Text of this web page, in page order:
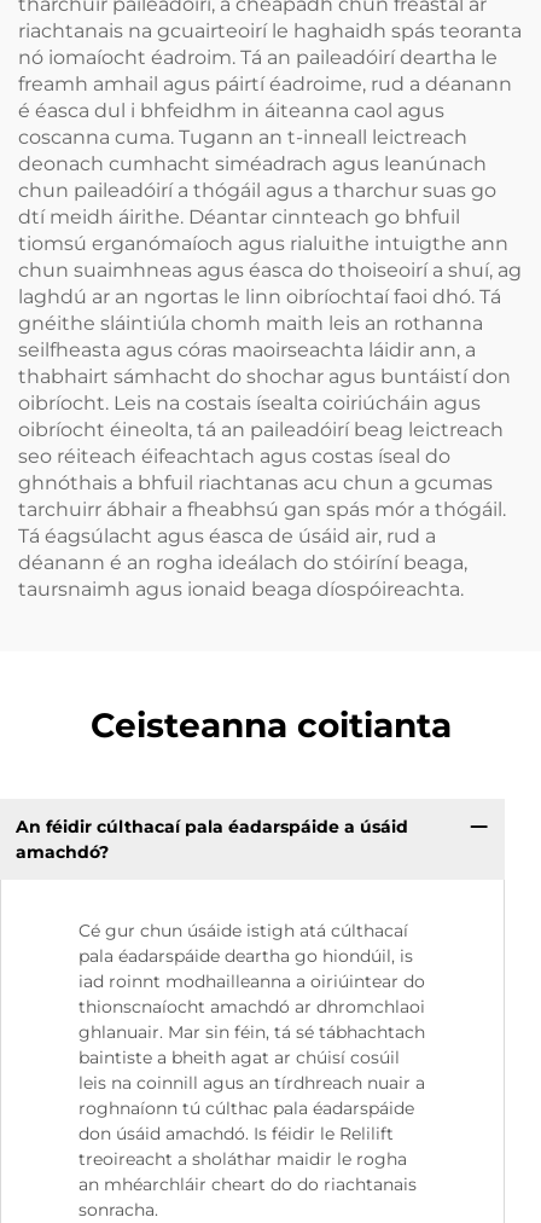
riachtanais na gcuairteoirí le haghaidh spás teoranta
nó iomaíocht éadroim. Tá an paileadóirí deartha le
freamh amhail agus páirtí éadroime, rud a déanann
é éasca dul i bhfeidhm in áiteanna caol agus
coscanna cuma. Tugann an t-inneall leictreach
deonach cumhacht siméadrach agus leanúnach
chun paileadóirí a thógáil agus a tharchur suas go
dtí meidh áirithe. Déantar cinnteach go bhfuil
tiomsú erganómaíoch agus rialuithe intuigthe ann
chun suaimhneas agus éasca do thoiseoirí a shuí, ag
laghdú ar an ngortas le linn oibríochtaí faoi dhó. Tá
gnéithe sláintiúla chomh maith leis an rothanna
seilfheasta agus córas maoirseachta láidir ann, a
thabhairt sámhacht do shochar agus buntáistí don
oibríocht. Leis na costais ísealta coiriúcháin agus
oibríocht éineolta, tá an paileadóirí beag leictreach
seo réiteach éifeachtach agus costas íseal do
ghnóthais a bhfuil riachtanas acu chun a gcumas
tarchuirr ábhair a fheabhsú gan spás mór a thógáil.
Tá éagsúlacht agus éasca de úsáid air, rud a
déanann é an rogha ideálach do stóiríní beaga,
taursnaimh agus ionaid beaga díospóireachta.
Ceisteanna coitianta
An féidir cúlthacaí pala éadarspáide a úsáid
amachdó?
Cé gur chun úsáide istigh atá cúlthacaí
pala éadarspáide deartha go hiondúil, is
iad roinnt modhailleanna a oiriúintear do
thionscnaíocht amachdó ar dhromchlaoi
ghlanuair. Mar sin féin, tá sé tábhachtach
baintiste a bheith agat ar chúisí cosúil
leis na coinnill agus an tírdhreach nuair a
roghnaíonn tú cúlthac pala éadarspáide
don úsáid amachdó. Is féidir le Relilift
treoireacht a sholáthar maidir le rogha
an mhéarchláir cheart do do riachtanais
sonracha.